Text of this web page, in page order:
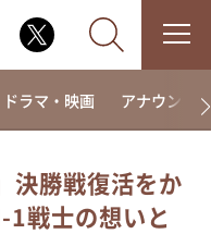
ドラマ・映画 アナウンサー
決勝戦復活をか
1戦士の想いと